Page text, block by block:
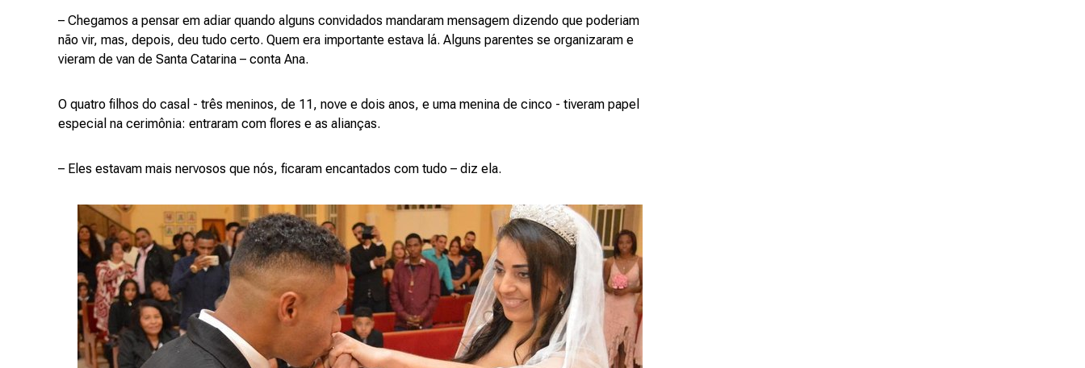
– Chegamos a pensar em adiar quando alguns convidados mandaram mensagem dizendo que poderiam
não vir, mas, depois, deu tudo certo. Quem era importante estava lá. Alguns parentes se organizaram e
vieram de van de Santa Catarina – conta Ana.
O quatro filhos do casal - três meninos, de 11, nove e dois anos, e uma menina de cinco - tiveram papel
especial na cerimônia: entraram com flores e as alianças.
– Eles estavam mais nervosos que nós, ficaram encantados com tudo – diz ela.